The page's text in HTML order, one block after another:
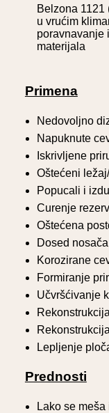
Belzona 1121
u vrućim
poravnavanje
materijala
Primena
Nedovoljno
Napuknute
Iskrivljene
Oštećeni
Popucali i
Curenje
Oštećena
Dosed
Korozirane
Formiranje
Učvršćivanje
Lepljenje
Prednosti
Lako se